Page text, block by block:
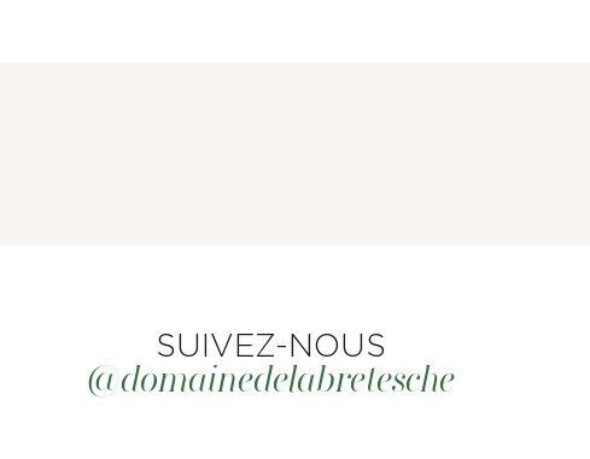
SUIVEZ-NOUS
@domainedelabretesche